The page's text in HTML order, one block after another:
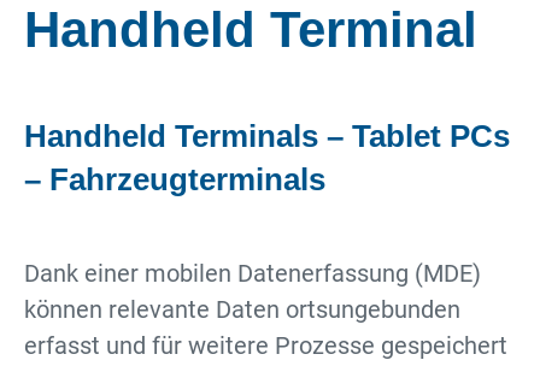
Handheld Terminal
Handheld Terminals – Tablet PCs
– Fahrzeugterminals
Dank einer mobilen Datenerfassung (MDE)
können relevante Daten ortsungebunden
erfasst und für weitere Prozesse gespeichert